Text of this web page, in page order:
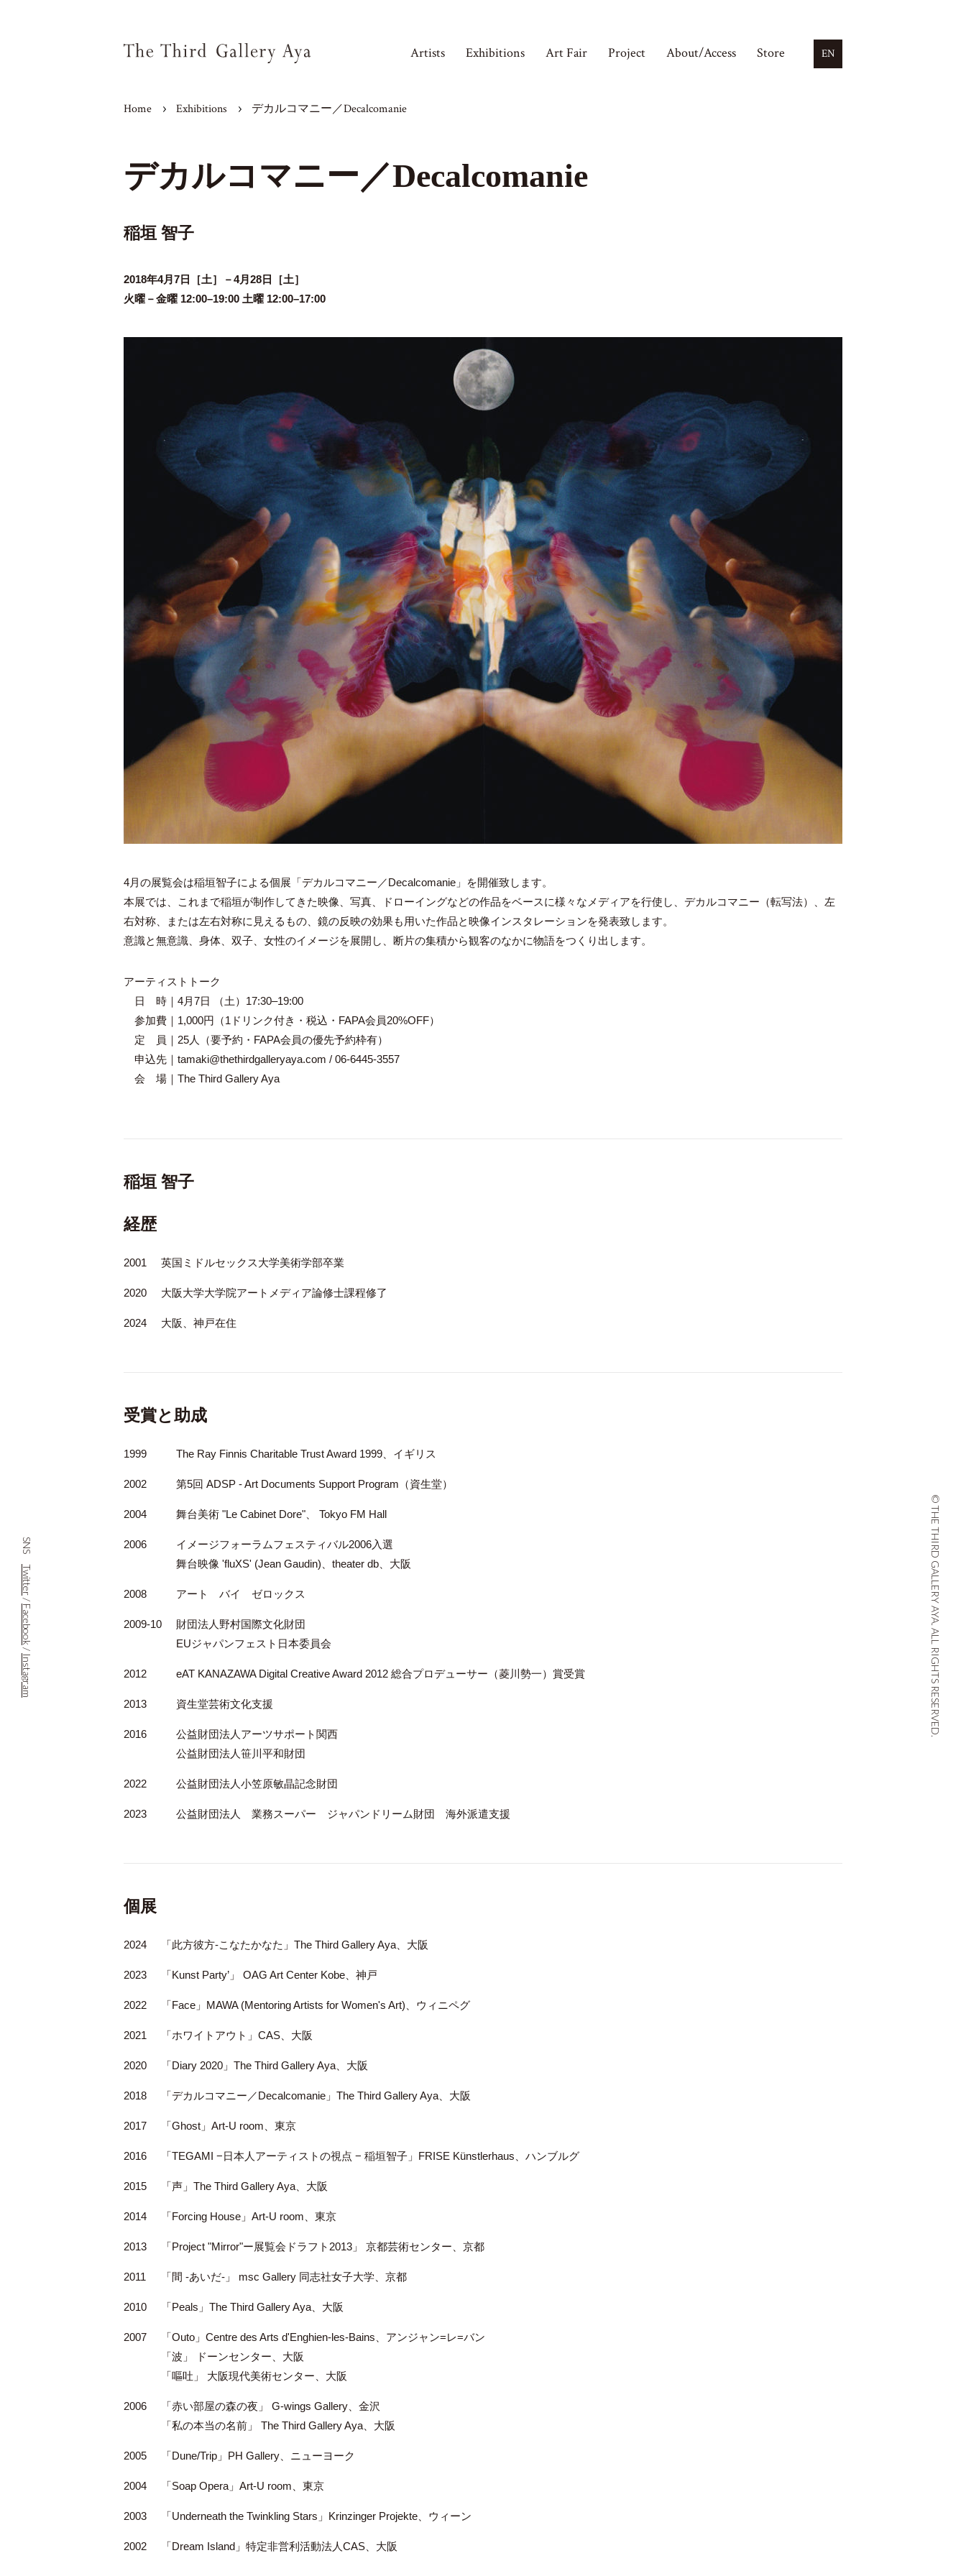
Artists Exhibitions Art Fair Project About/Access Store EN
Home Exhibitions デカルコマニー／Decalcomanie
デカルコマニー／Decalcomanie
稲垣 智子
2018年4月7日［土］－4月28日［土］
火曜－金曜 12:00–19:00 土曜 12:00–17:00
4月の展覧会は稲垣智子による個展「デカルコマニー／Decalcomanie」を開催致します。
本展では、これまで稲垣が制作してきた映像、写真、ドローイングなどの作品をベースに様々なメディアを行使し、デカルコマニー（転写法）、左
右対称、または左右対称に見えるもの、鏡の反映の効果も用いた作品と映像インスタレーションを発表致します。
意識と無意識、身体、双子、女性のイメージを展開し、断片の集積から観客のなかに物語をつくり出します。
アーティストトーク
日 時｜4月7日 （土）17:30–19:00
参加費｜1,000円（1ドリンク付き・税込・FAPA会員20%OFF）
定 員｜25人（要予約・FAPA会員の優先予約枠有）
申込先｜tamaki@thethirdgalleryaya.com / 06-6445-3557
会 場｜The Third Gallery Aya
稲垣 智子
経歴
2001 英国ミドルセックス大学美術学部卒業
2020 大阪大学大学院アートメディア論修士課程修了
2024 大阪、神戸在住
受賞と助成
1999 The Ray Finnis Charitable Trust Award 1999、イギリス
2002 第5回 ADSP - Art Documents Support Program（資生堂）
2004 舞台美術 "Le Cabinet Dore"、 Tokyo FM Hall
2006
イメージフォーラムフェスティバル2006入選
舞台映像 'fluXS' (Jean Gaudin)、theater db、大阪
2008 アート バイ ゼロックス
2009-10
財団法人野村国際文化財団
EUジャパンフェスト日本委員会
2012 eAT KANAZAWA Digital Creative Award 2012 総合プロデューサー（菱川勢一）賞受賞
2013 資生堂芸術文化支援
2016
公益財団法人アーツサポート関西
公益財団法人笹川平和財団
2022 公益財団法人小笠原敏晶記念財団
2023 公益財団法人 業務スーパー ジャパンドリーム財団 海外派遣支援
個展
2024 「此方彼方-こなたかなた」The Third Gallery Aya、大阪
2023 「Kunst Party’」 OAG Art Center Kobe、神戸
2022 「Face」MAWA (Mentoring Artists for Women's Art)、ウィニペグ
2021 「ホワイトアウト」CAS、大阪
2020 「Diary 2020」The Third Gallery Aya、大阪
2018 「デカルコマニー／Decalcomanie」The Third Gallery Aya、大阪
2017 「Ghost」Art-U room、東京
2016 「TEGAMI −日本人アーティストの視点 − 稲垣智子」FRISE Künstlerhaus、ハンブルグ
2015 「声」The Third Gallery Aya、大阪
2014 「Forcing House」Art-U room、東京
2013 「Project "Mirror"ー展覧会ドラフト2013」 京都芸術センター、京都
2011 「間 -あいだ-」 msc Gallery 同志社女子大学、京都
2010 「Peals」The Third Gallery Aya、大阪
2007
「Outo」Centre des Arts d'Enghien-les-Bains、アンジャン=レ=バン
「波」 ドーンセンター、大阪
「嘔吐」 大阪現代美術センター、大阪
2006
「赤い部屋の森の夜」 G-wings Gallery、金沢
「私の本当の名前」 The Third Gallery Aya、大阪
2005 「Dune/Trip」PH Gallery、ニューヨーク
2004 「Soap Opera」Art-U room、東京
2003 「Underneath the Twinkling Stars」Krinzinger Projekte、ウィーン
2002 「Dream Island」特定非営利活動法人CAS、大阪
SNS
Twitter
/
Facebook
/
Instagram © THE THIRD GALLERY AYA. ALL RIGHTS RESERVED.